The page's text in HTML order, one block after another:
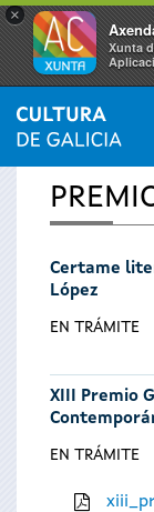
×
Xunta
Vostede
está
aquí
INICIO
Certame
López
EN TRÁMITE
XIII Premio
EN TRÁMITE